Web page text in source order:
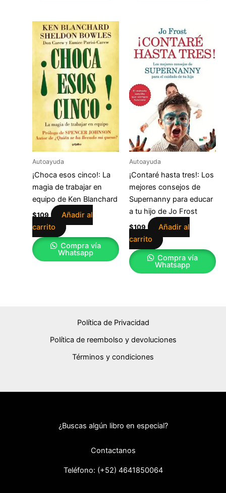
Autoayuda
¡Choca esos cinco!: La
magia de trabajar en
equipo de Ken Blanchard
$109
Añadir al
carrito
Compra vía
Whatsapp
Autoayuda
¡Contaré hasta tres!: Los
mejores consejos de
Supernanny para educar
a tu hijo de Jo Frost
$109
Añadir al
carrito
Compra vía
Whatsapp
Política de Privacidad
Política de reembolso y devoluciones
Términos y condiciones
¿Buscas algún libro en especial?
Contactanos
Teléfono: (+52) 4641850064